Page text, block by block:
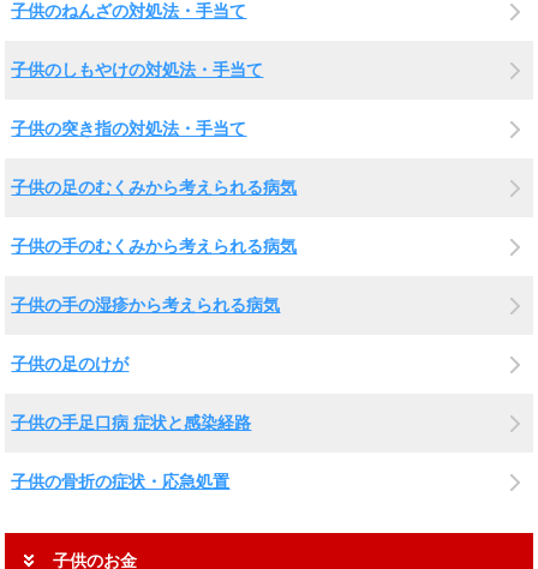
子供のねんざの対処法・手当て
子供のしもやけの対処法・手当て
子供の突き指の対処法・手当て
子供の足のむくみから考えられる病気
子供の手のむくみから考えられる病気
子供の手の湿疹から考えられる病気
子供の足のけが
子供の手足口病 症状と感染経路
子供の骨折の症状・応急処置
子供のお金